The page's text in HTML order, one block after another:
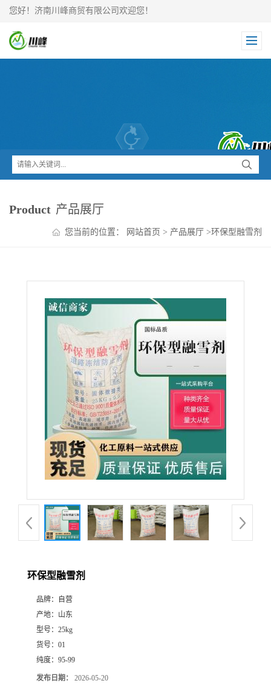
您好！济南川峰商贸有限公司欢迎您！
Product 产品展厅
您当前的位置： 网站首页 > 产品展厅 >环保型融雪剂
环保型融雪剂
品牌：
自营
产地： 山东
型号： 25kg
货号： 01
纯度： 95-99
发布日期： 2026-05-20